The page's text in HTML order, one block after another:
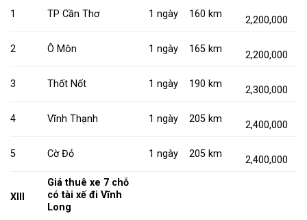
1 TP Cần Thơ 1 ngày 160 km
2,200,000
2 Ô Môn 1 ngày 165 km
2,200,000
3 Thốt Nốt 1 ngày 190 km
2,300,000
4 Vĩnh Thạnh 1 ngày 205 km
2,400,000
5 Cờ Đỏ 1 ngày 205 km
2,400,000
XIII
Giá thuê xe 7 chỗ
có tài xế đi Vĩnh
Long